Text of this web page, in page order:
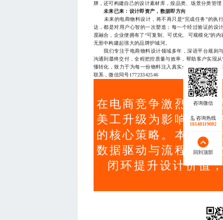
牌，还可构建自己的设计素材库，按品类、场景分类管
未来已来：设计即资产，数据即方向
未来的电商物料设计，将不再只是“完成任务”的执
达，都是对用户心智的一次塑造；每一个经过验证的设
度融合，企业便拥有了“可复制、可优化、可规模化”的
无形中构建起强大的品牌护城河。
我们专注于电商物料设计领域多年，深谙平台规则
沟通到最终交付，全程把控质量与效率，帮助客户实现
懂转化，致力于为每一份物料注入真实价值。如果您正
联系，微信同号17723342546
在电商竞争激烈的背
美工升级为影响转化
的核心策略。本文强
数据驱动与流程标准
闭环提升设计价值
咨询热线
18140119082
回到顶部